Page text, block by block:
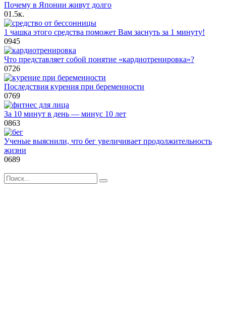
Почему в Японии живут долго
01.5к.
1 чашка этого средства поможет Вам заснуть за 1 минуту!
0945
Что представляет собой понятие «кардиотренировка»?
0726
Последствия курения при беременности
0769
За 10 минут в день — минус 10 лет
0863
Ученые выяснили, что бег увеличивает продолжительность
жизни
0689
Search
for: